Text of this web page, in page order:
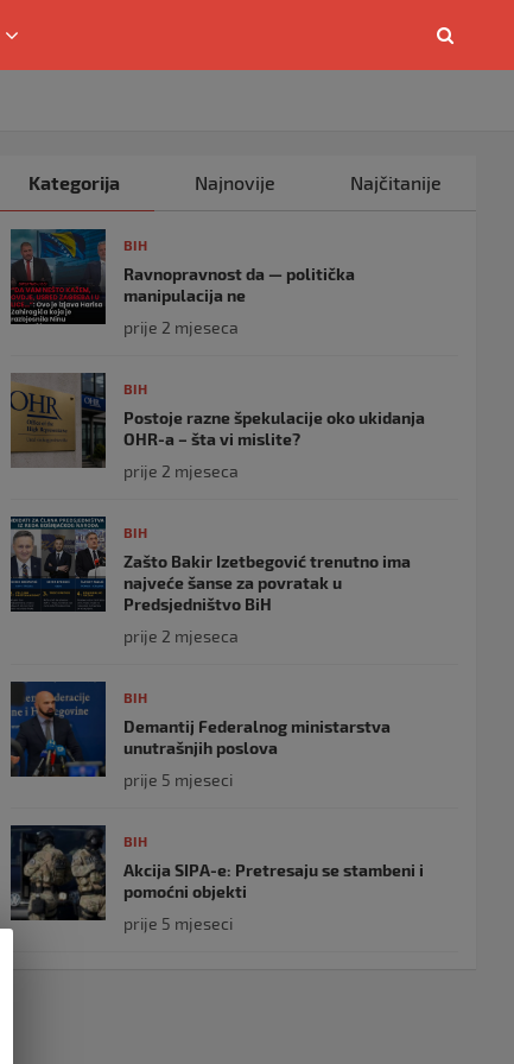
Kategorija Najnovije Najčitanije
BIH
Ravnopravnost da — politička
manipulacija ne
prije 2 mjeseca
BIH
Postoje razne špekulacije oko ukidanja
OHR-a – šta vi mislite?
prije 2 mjeseca
BIH
Zašto Bakir Izetbegović trenutno ima
najveće šanse za povratak u
Predsjedništvo BiH
prije 2 mjeseca
BIH
Demantij Federalnog ministarstva
unutrašnjih poslova
prije 5 mjeseci
BIH
Akcija SIPA-e: Pretresaju se stambeni i
pomoćni objekti
prije 5 mjeseci